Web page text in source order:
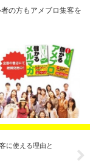
の方もアメブロ集客を
に使える理由と